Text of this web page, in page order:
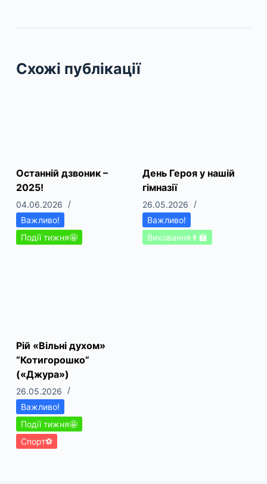
Схожі публікації
Останній дзвоник –
2025!
04.06.2026
Важливо!
Події тижня🤩
День Героя у нашій
гімназії
26.05.2026
Важливо!
Виховання👨‍🏫
Рій «Вільні духом»
“Котигорошко”
(«Джура»)
26.05.2026
Важливо!
Події тижня🤩
Спорт⚽